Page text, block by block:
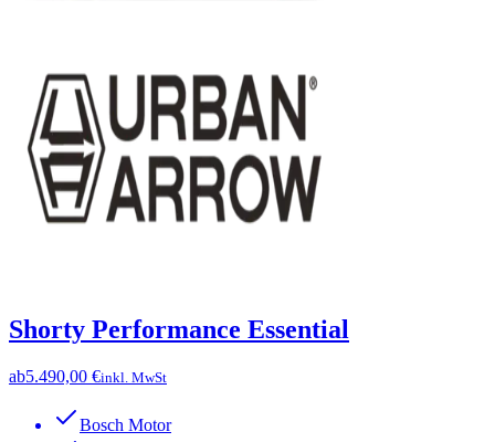
Shorty Performance Essential
ab5.490,00 €inkl. MwSt
Bosch Motor